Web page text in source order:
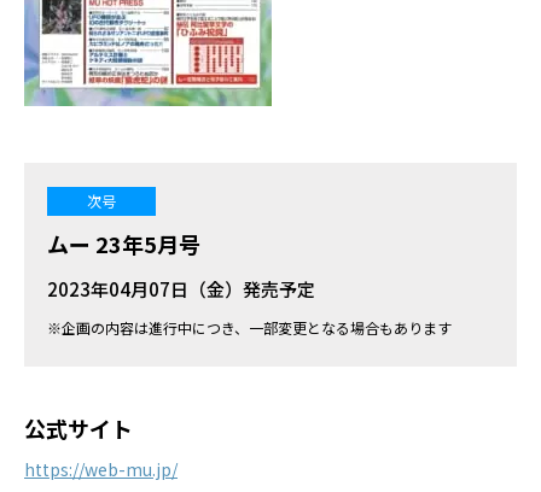
次号
ムー 23年5月号
2023年04月07日（金）発売予定
※企画の内容は進行中につき、一部変更となる場合もあります
公式サイト
https://web-mu.jp/